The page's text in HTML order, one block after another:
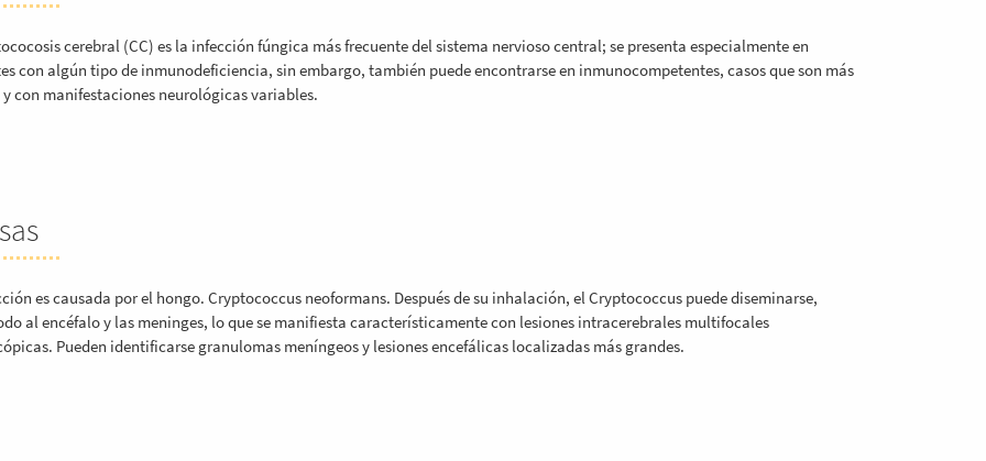
cerebral (CC) es la infección fúngica más frecuente del sistema nervioso central; se presenta especialmente en
con algún tipo de inmunodeficiencia, sin embargo, también puede encontrarse en inmunocompetentes, casos que son más
y con manifestaciones neurológicas variables.
es causada por el hongo. Cryptococcus neoformans. Después de su inhalación, el Cryptococcus puede diseminarse,
al encéfalo y las meninges, lo que se manifiesta característicamente con lesiones intracerebrales multifocales
Pueden identificarse granulomas meníngeos y lesiones encefálicas localizadas más grandes.